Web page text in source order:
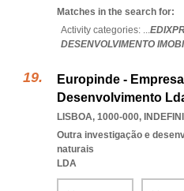
Matches in the search for:
Activity categories: ...
DESENVOLVIMENTO
Europinde -
Desenvolvimento
LISBOA, 1000-000,
Outra investigação e
naturais
LDA